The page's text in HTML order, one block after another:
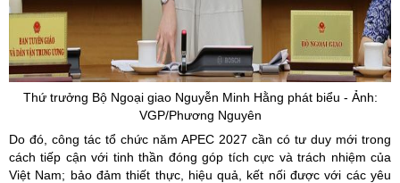
Thứ trưởng Bộ Ngoại giao Nguyễn Minh Hằng phát biểu - Ảnh:
VGP/Phương Nguyên
Do đó, công tác tổ chức năm APEC 2027 cần có tư duy mới trong
cách tiếp cận với tinh thần đóng góp tích cực và trách nhiệm của
Việt Nam; bảo đảm thiết thực, hiệu quả, kết nối được với các yêu